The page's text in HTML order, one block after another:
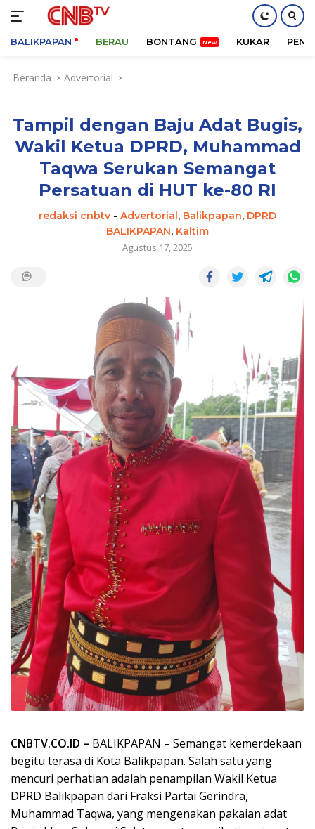
BALIKPAPAN BERAU BONTANG KUKAR
Beranda Advertorial
Tampil dengan Baju Adat Bugis,
Wakil Ketua DPRD, Muhammad
Taqwa Serukan Semangat
Persatuan di HUT ke-80 RI
redaksi cnbtv - Advertorial, Balikpapan, DPRD
BALIKPAPAN, Kaltim
Agustus 17, 2025
CNBTV.CO.ID – BALIKPAPAN – Semangat kemerdekaan
begitu terasa di Kota Balikpapan. Salah satu yang
mencuri perhatian adalah penampilan Wakil Ketua
DPRD Balikpapan dari Fraksi Partai Gerindra,
Muhammad Taqwa, yang mengenakan pakaian adat